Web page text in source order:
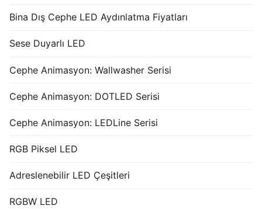
Bina Dış Cephe LED Aydınlatma Fiyatları
Sese Duyarlı LED
Cephe Animasyon: Wallwasher Serisi
Cephe Animasyon: DOTLED Serisi
Cephe Animasyon: LEDLine Serisi
RGB Piksel LED
Adreslenebilir LED Çeşitleri
RGBW LED